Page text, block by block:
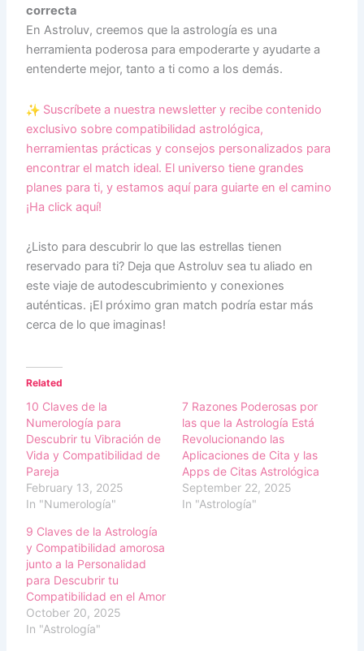
correcta
En Astroluv, creemos que la astrología es una
herramienta poderosa para empoderarte y ayudarte a
entenderte mejor, tanto a ti como a los demás.
Suscríbete a nuestra newsletter y recibe contenido
exclusivo sobre compatibilidad astrológica,
herramientas prácticas y consejos personalizados para
encontrar el match ideal. El universo tiene grandes
planes para ti, y estamos aquí para guiarte en el camino
¡Ha click aquí!
¿Listo para descubrir lo que las estrellas tienen
reservado para ti? Deja que Astroluv sea tu aliado en
este viaje de autodescubrimiento y conexiones
auténticas. ¡El próximo gran match podría estar más
cerca de lo que imaginas!
Related
10 Claves de la
Numerología para
Descubrir tu Vibración de
Vida y Compatibilidad de
Pareja
February 13, 2025
In "Numerología"
7 Razones Poderosas por
las que la Astrología Está
Revolucionando las
Aplicaciones de Cita y las
Apps de Citas Astrológica
September 22, 2025
In "Astrología"
9 Claves de la Astrología
y Compatibilidad amorosa
junto a la Personalidad
para Descubrir tu
Compatibilidad en el Amor
October 20, 2025
In "Astrología"